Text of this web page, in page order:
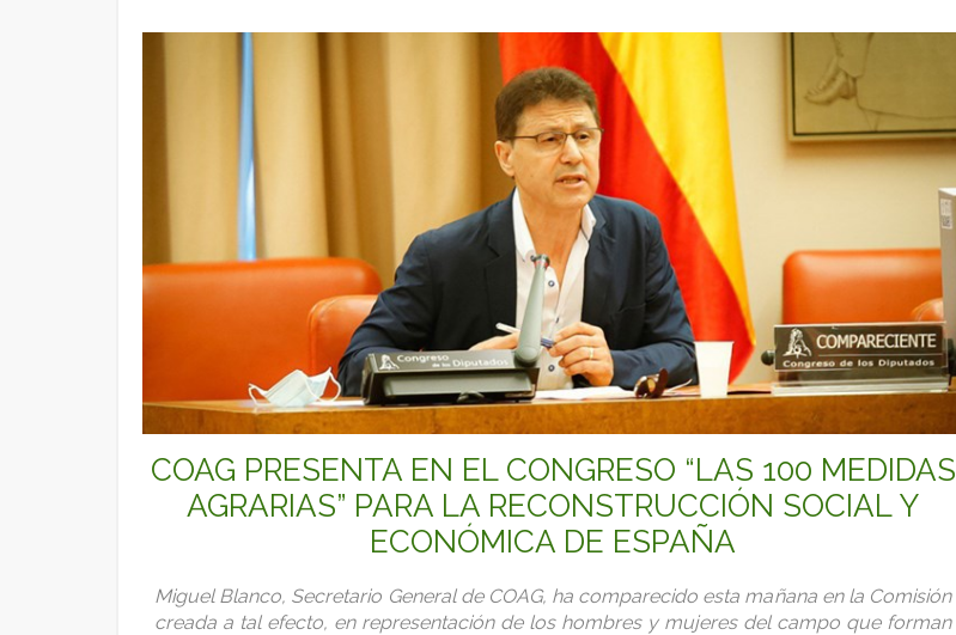
COAG PRESENTA EN EL CONGRESO “LAS 100 MEDIDAS
AGRARIAS” PARA LA RECONSTRUCCIÓN SOCIAL Y
ECONÓMICA DE ESPAÑA
Miguel Blanco, Secretario General de COAG, ha comparecido esta mañana en la Comisión
creada a tal efecto, en representación de los hombres y mujeres del campo que forman